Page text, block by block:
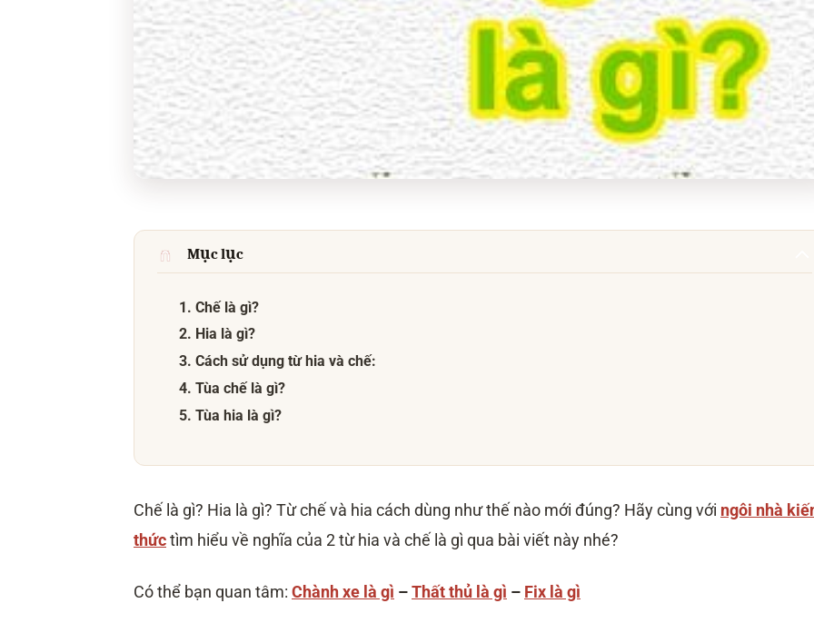
Mục lục
1. Chế là gì?
2. Hia là gì?
3. Cách sử dụng từ hia và chế:
4. Tùa chế là gì?
5. Tùa hia là gì?
Chế là gì? Hia là gì? Từ chế và hia cách dùng như thế nào mới đúng? Hãy cùng với ngôi nhà
thứctìm hiểu về nghĩa của 2 từ hia và chế là gì qua bài viết này nhé?
Có thể bạn quan tâm: Chành xe là gì –Thất thủ là gì – Fix là gì